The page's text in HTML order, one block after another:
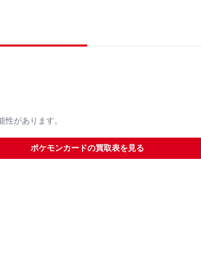
があります。
ポケモンカードの買取表を見る